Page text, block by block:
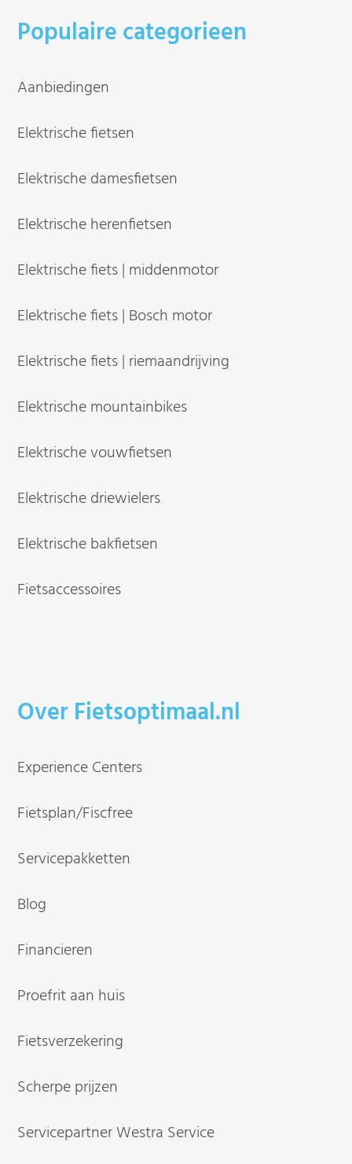
Populaire categorieen
Aanbiedingen
Elektrische fietsen
Elektrische damesfietsen
Elektrische herenfietsen
Elektrische fiets | middenmotor
Elektrische fiets | Bosch motor
Elektrische fiets | riemaandrijving
Elektrische mountainbikes
Elektrische vouwfietsen
Elektrische driewielers
Elektrische bakfietsen
Fietsaccessoires
Over Fietsoptimaal.nl
Experience Centers
Fietsplan/Fiscfree
Servicepakketten
Blog
Financieren
Proefrit aan huis
Fietsverzekering
Scherpe prijzen
Servicepartner Westra Service